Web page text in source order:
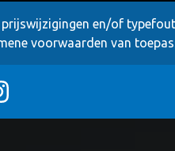
en/of
voorwaarden van